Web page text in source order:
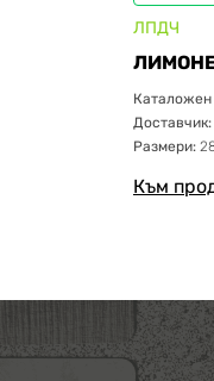
ЛПДЧ
Доставчик:
Размери:
Към